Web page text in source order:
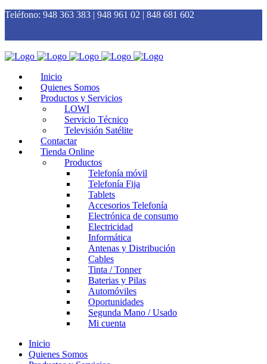
Teléfono: 948 363 383 | 948 961 02 | 848 681 602
Inicio
Quienes Somos
Productos y Servicios
LOWI
Servicio Técnico
Televisión Satélite
Contactar
Tienda Online
Productos
Telefonía móvil
Telefonía Fija
Tablets
Accesorios Telefonía
Electrónica de consumo
Electricidad
Informática
Antenas y Distribución
Cables
Tinta / Tonner
Baterias y Pilas
Automóviles
Oportunidades
Segunda Mano / Usado
Mi cuenta
Inicio
Quienes Somos